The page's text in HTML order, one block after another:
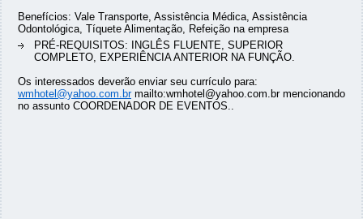
Benefícios: Vale Transporte, Assistência Médica, Assistência
Odontológica, Tíquete Alimentação, Refeição na empresa
PRÉ-REQUISITOS: INGLÊS FLUENTE, SUPERIOR
COMPLETO, EXPERIÊNCIA ANTERIOR NA FUNÇÃO.
Os interessados deverão enviar seu currículo para:
wmhotel@yahoo.com.brmailto:wmhotel@yahoo.com.br mencionando
no assunto COORDENADOR DE EVENTOS..